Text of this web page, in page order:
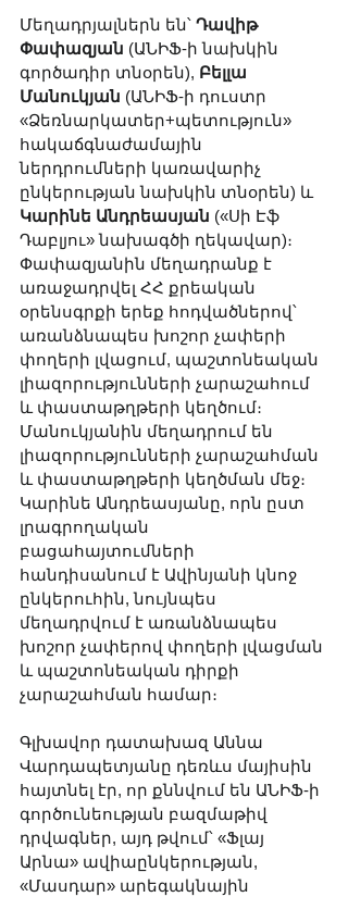
Մեղադրյալներն են՝ Դավիթ
Փափազյան (ԱՆԻՖ-ի նախկին
գործադիր տնօրեն), Բելլա
Մանուկյան (ԱՆԻՖ-ի դուստր
«Ձեռնարկատեր+պետություն»
հակաճգնաժամային
ներդրումների կառավարիչ
ընկերության նախկին տնօրեն) և
Կարինե Անդրեասյան («Սի Էֆ
Դաբլյու» նախագծի ղեկավար)։
Փափազյանին մեղադրանք է
առաջադրվել ՀՀ քրեական
օրենսգրքի երեք հոդվածներով՝
առանձնապես խոշոր չափերի
փողերի լվացում, պաշտոնեական
լիազորությունների չարաշահում
և փաստաթղթերի կեղծում։
Մանուկյանին մեղադրում են
լիազորությունների չարաշահման
և փաստաթղթերի կեղծման մեջ։
Կարինե Անդրեասյանը, որն ըստ
լրագրողական
բացահայտումների
հանդիսանում է Ավինյանի կնոջ
ընկերուհին, նույնպես
մեղադրվում է առանձնապես
խոշոր չափերով փողերի լվացման
և պաշտոնեական դիրքի
չարաշահման համար։
Գլխավոր դատախազ Աննա
Վարդապետյանը դեռևս մայիսին
հայտնել էր, որ քննվում են ԱՆԻՖ-ի
գործունեության բազմաթիվ
դրվագներ, այդ թվում՝ «Ֆլայ
Արնա» ավիաընկերության,
«Մասդար» արեգակնային